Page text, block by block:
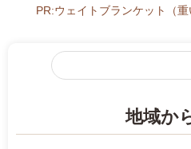
PR:ウェイトブランケット（
フ
リ
索
地域か